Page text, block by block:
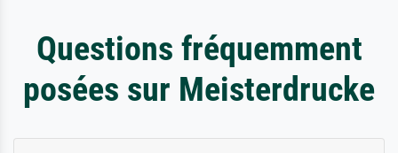
Questions fréquemment
posées sur Meisterdrucke